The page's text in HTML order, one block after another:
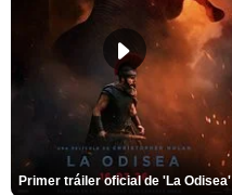
Primer tráiler oficial de 'La Odisea'